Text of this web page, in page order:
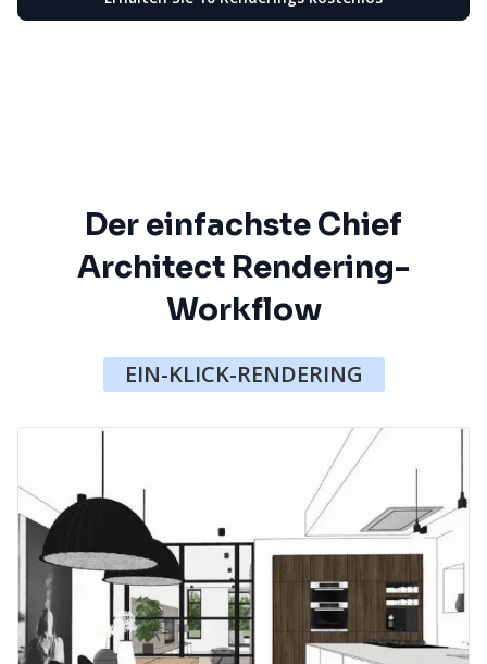
Der einfachste Chief
Architect Rendering-
Workflow
EIN-KLICK-RENDERING